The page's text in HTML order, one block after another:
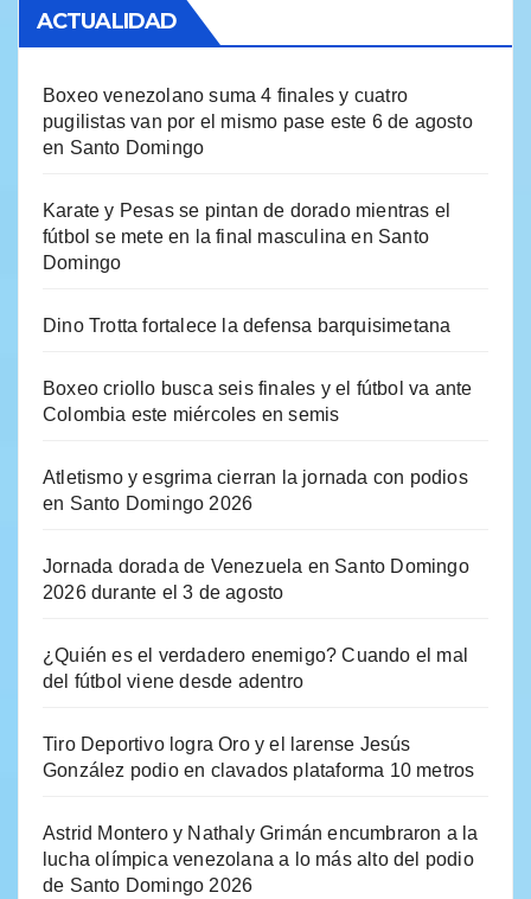
ACTUALIDAD
Boxeo venezolano suma 4 finales y cuatro
pugilistas van por el mismo pase este 6 de agosto
en Santo Domingo
Karate y Pesas se pintan de dorado mientras el
fútbol se mete en la final masculina en Santo
Domingo
Dino Trotta fortalece la defensa barquisimetana
Boxeo criollo busca seis finales y el fútbol va ante
Colombia este miércoles en semis
Atletismo y esgrima cierran la jornada con podios
en Santo Domingo 2026
Jornada dorada de Venezuela en Santo Domingo
2026 durante el 3 de agosto
¿Quién es el verdadero enemigo? Cuando el mal
del fútbol viene desde adentro
Tiro Deportivo logra Oro y el larense Jesús
González podio en clavados plataforma 10 metros
Astrid Montero y Nathaly Grimán encumbraron a la
lucha olímpica venezolana a lo más alto del podio
de Santo Domingo 2026